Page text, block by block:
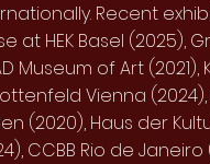
Recent
at HEK Basel (2025),
Museum of Art (2021),
Vienna
(2020), Haus der
CCBB Rio de Janeiro